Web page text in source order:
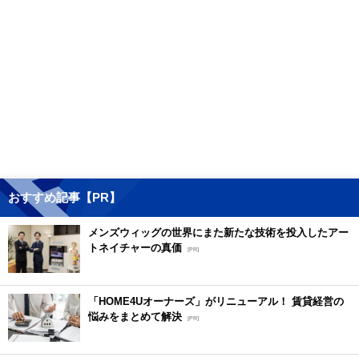
おすすめ記事【PR】
メンズウィッグの世界にまた新たな技術を投入したアー
トネイチャーの真価 [PR]
「HOME4Uオーナーズ」がリニューアル！ 賃貸経営の
悩みをまとめて解決 [PR]